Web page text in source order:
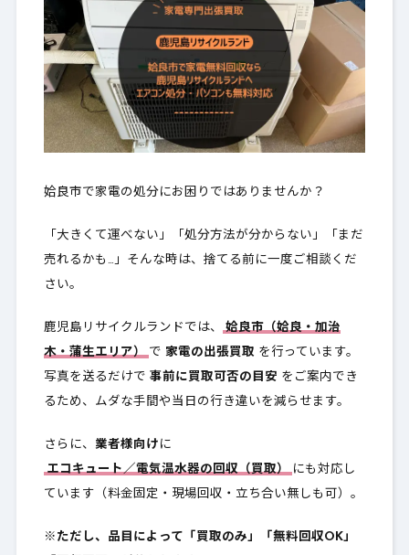
姶良市で家電の処分にお困りではありませんか？
「大きくて運べない」「処分方法が分からない」「まだ
売れるかも…」そんな時は、捨てる前に一度ご相談くだ
さい。
鹿児島リサイクルランドでは、 姶良市（姶良・加治
木・蒲生エリア） で 家電の出張買取 を行っています。
写真を送るだけで 事前に買取可否の目安 をご案内でき
るため、ムダな手間や当日の行き違いを減らせます。
さらに、 業者様向け に
エコキュート／電気温水器の回収（買取） にも対応し
ています（料金固定・現場回収・立ち合い無しも可）。
※ただし、品目によって「買取のみ」「無料回収OK」